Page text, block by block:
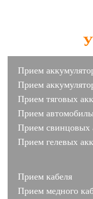
Прием
Прием
Прием тяговых
Прием
Прием свинцовых
Прием гелевых
Прием кабеля
Прием медного